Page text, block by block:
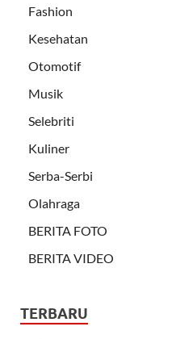
Fashion
Kesehatan
Otomotif
Musik
Selebriti
Kuliner
Serba-Serbi
Olahraga
BERITA FOTO
BERITA VIDEO
TERBARU